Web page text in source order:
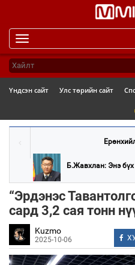
Үндсэн сайт Улс төрийн сайт
Б.Жавхлан: Энэ бүх
“Эрдэнэс
сард 3,2 сая тонн
Kuzmo
2025-10-06